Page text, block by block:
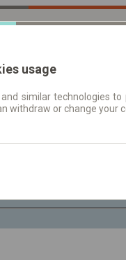
Расписания
usage
and similar technologies
withdraw or change